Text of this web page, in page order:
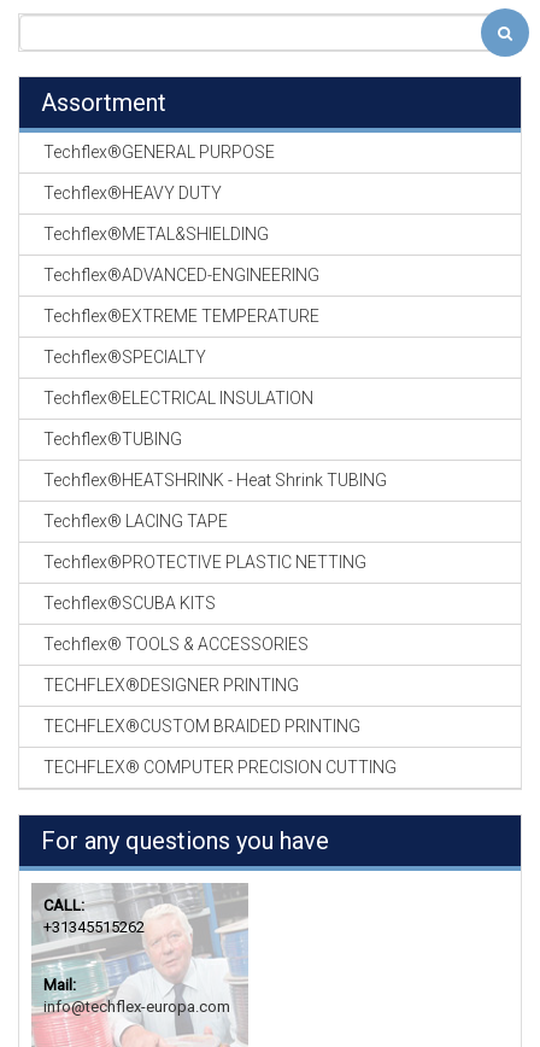
Assortment
Techflex®GENERAL PURPOSE
Techflex®HEAVY DUTY
Techflex®METAL&SHIELDING
Techflex®ADVANCED-ENGINEERING
Techflex®EXTREME TEMPERATURE
Techflex®SPECIALTY
Techflex®ELECTRICAL INSULATION
Techflex®TUBING
Techflex®HEATSHRINK - Heat Shrink TUBING
Techflex® LACING TAPE
Techflex®PROTECTIVE PLASTIC NETTING
Techflex®SCUBA KITS
Techflex® TOOLS & ACCESSORIES
TECHFLEX®DESIGNER PRINTING
TECHFLEX®CUSTOM BRAIDED PRINTING
TECHFLEX® COMPUTER PRECISION CUTTING
For any questions you have
CALL:
+31345515262
Mail:
info@techflex-europa.com